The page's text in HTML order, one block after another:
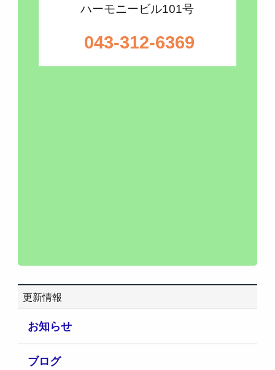
ハーモニービル101号
043-312-6369
更新情報
お知らせ
ブログ